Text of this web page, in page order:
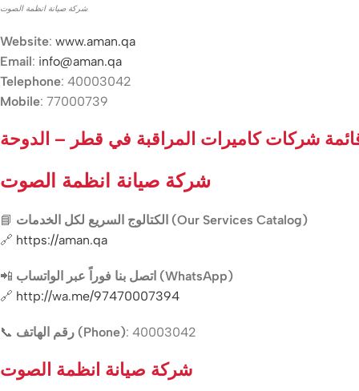
شركة صيانة انظمة الصوت
Website: www.aman.qa
Email: info@aman.qa
Telephone: 40003042
Mobile: 77000739
شركات كاميرات المراقبة في قطر – الدوحة
شركة صيانة انظمة الصوت
📘
الكتالوج السريع لكل الخدمات (Our Services Catalog)
🔗 https://aman.qa
📲
اتصل بنا فوراً عبر الواتساب (WhatsApp)
🔗 http://wa.me/97470007394
📞 رقم الهاتف (Phone): 40003042
شركة صيانة انظمة الصوت